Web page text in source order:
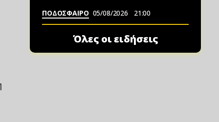
ΠΟΔΟΣΦΑΙΡΟ 05/08/2026 21:00
Όλες οι ειδήσεις